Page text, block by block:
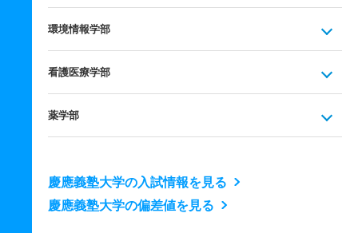
環境情報学部
看護医療学部
薬学部
慶應義塾大学の入試情報を見る
慶應義塾大学の偏差値を見る